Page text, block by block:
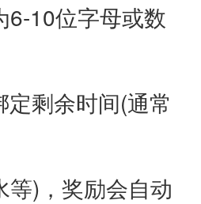
6-10位字母或数
定剩余时间(通常
)，奖励会自动